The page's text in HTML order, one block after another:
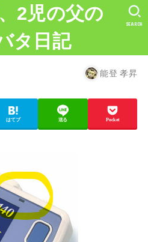
2児の父の
タ日記
SEARCH
能登 孝昇
はてブ 送る Pocket